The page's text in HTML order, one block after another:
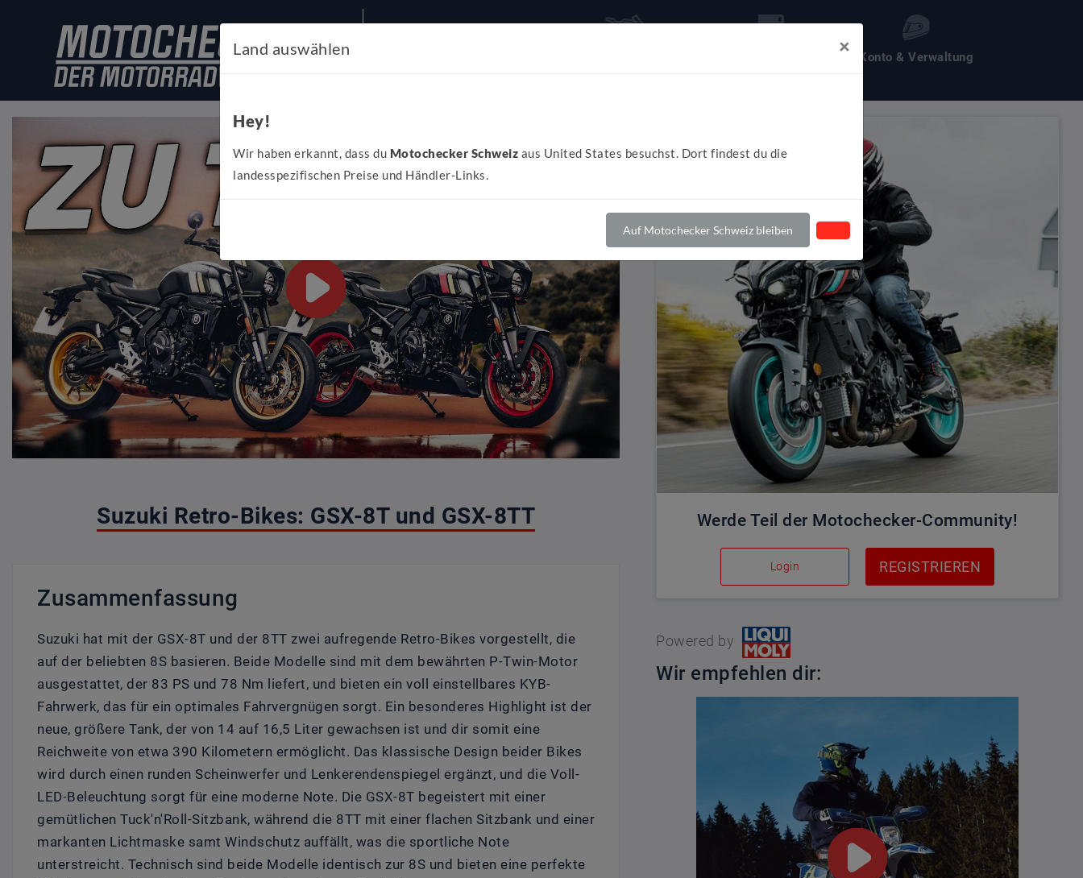
Konto & Verwaltung
Suzuki Retro-Bikes: GSX-8T und GSX-8TT
Zusammenfassung
Suzuki hat mit der GSX-8T und der 8TT zwei aufregende Retro-Bikes vorgestellt, die
auf der beliebten 8S basieren. Beide Modelle sind mit dem bewährten P-Twin-Motor
ausgestattet, der 83 PS und 78 Nm liefert, und bieten ein voll einstellbares KYB-
Fahrwerk, das für ein optimales Fahrvergnügen sorgt. Ein besonderes Highlight ist der
neue, größere Tank, der von 14 auf 16,5 Liter gewachsen ist und dir somit eine
Reichweite von etwa 390 Kilometern ermöglicht. Das klassische Design beider Bikes
wird durch einen runden Scheinwerfer und Lenkerendenspiegel ergänzt, und die Voll-
LED-Beleuchtung sorgt für eine moderne Note. Die GSX-8T begeistert mit einer
gemütlichen Tuck'n'Roll-Sitzbank, während die 8TT mit einer flachen Sitzbank und einer
markanten Lichtmaske samt Windschutz auffällt, was die sportliche Note
unterstreicht. Technisch sind beide Modelle identisch zur 8S und bieten eine perfekte
Werde Teil der Motochecker-Community!
Login REGISTRIEREN
Powered by
Wir empfehlen dir:
Land auswählen ×
Hey!
Wir haben erkannt, dass du Motochecker Schweiz aus United States besuchst. Dort findest du die
landesspezifischen Preise und Händler-Links.
Auf Motochecker Schweiz bleiben